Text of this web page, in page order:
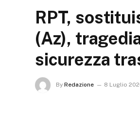
RPT,
(Az),
sicurezza
By Redazione 8 Luglio